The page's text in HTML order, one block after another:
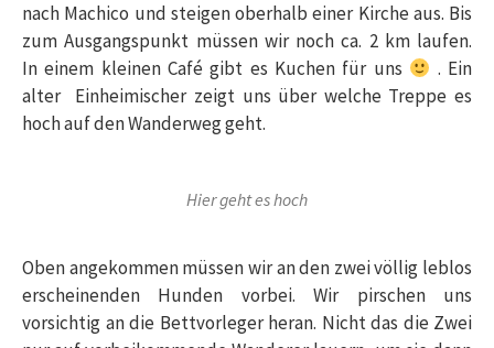
nach Machico und steigen oberhalb einer Kirche aus. Bis
zum Ausgangspunkt müssen wir noch ca. 2 km laufen.
In einem kleinen Café gibt es Kuchen für uns
. Ein
alter Einheimischer zeigt uns über welche Treppe es
hoch auf den Wanderweg geht.
Hier geht es hoch
Oben angekommen müssen wir an den zwei völlig leblos
erscheinenden Hunden vorbei. Wir pirschen uns
vorsichtig an die Bettvorleger heran. Nicht das die Zwei